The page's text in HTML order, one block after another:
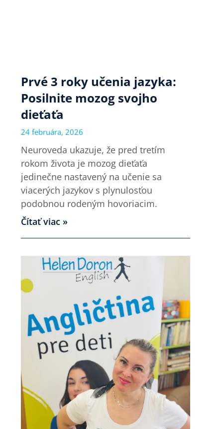
Prvé 3 roky učenia jazyka:
Posilnite mozog svojho
dieťaťa
24 februára, 2026
Neuroveda ukazuje, že pred tretím
rokom života je mozog dieťaťa
jedinečne nastavený na učenie sa
viacerých jazykov s plynulosťou
podobnou rodeným hovoriacim.
Čítať viac »